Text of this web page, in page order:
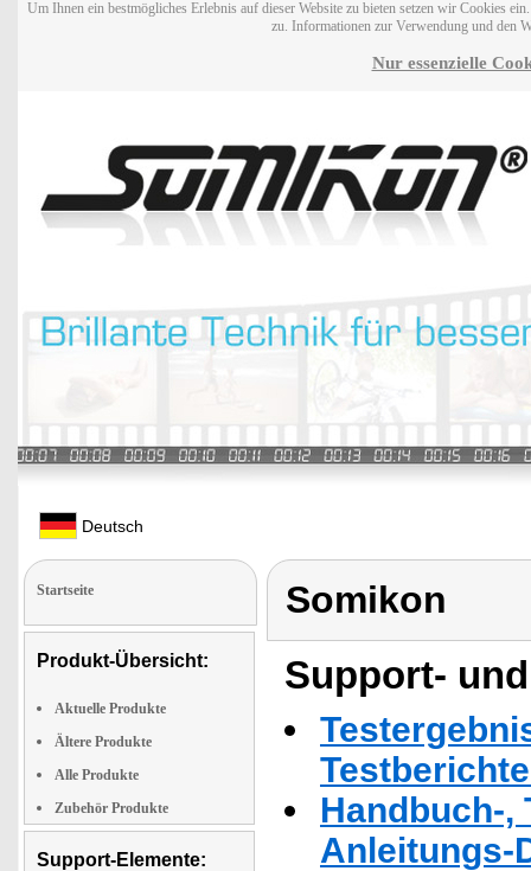
Um Ihnen ein bestmögliches Erlebnis auf dieser Website zu bieten setzen wir Cookies
zu. Informationen zur Verwendung und den
Nur essenzielle
Deutsch
Startseite
Produkt-Übersicht:
Aktuelle Produkte
Ältere Produkte
Alle Produkte
Zubehör Produkte
Support-Elemente:
Somikon
Support-
Handbuch-,
Anleitungs-